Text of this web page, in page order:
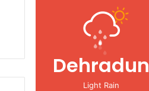
Dehradun
Light Rain